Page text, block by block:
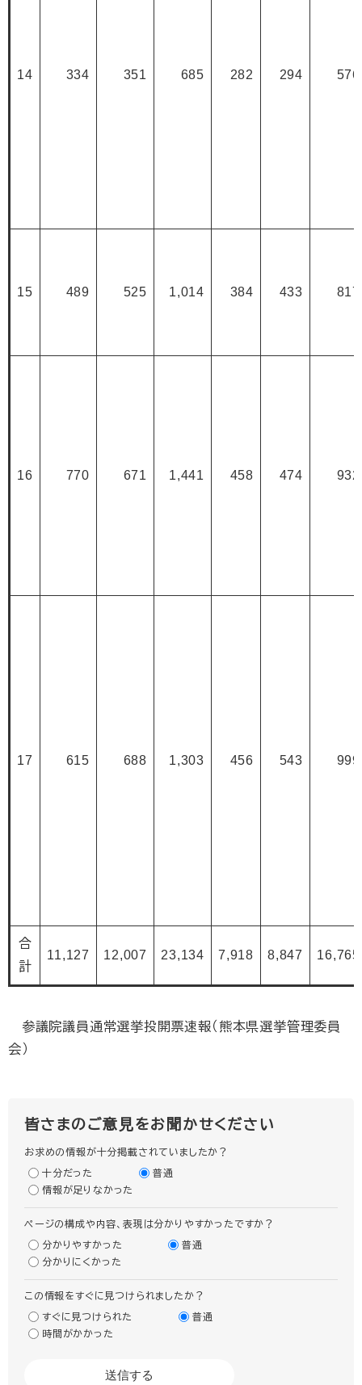
14 334 351 685 282 294 576
15 489 525 1,014 384 433 817
16 770 671 1,441 458 474 932
17 615 688 1,303 456 543 999
合
計
11,127 12,007 23,134 7,918 8,847 16,765
参議院議員通常選挙投開票速報（熊本県選挙管理委員
会）
皆さまのご意見をお聞かせください
お求めの情報が十分掲載されていましたか？
十分だった
普通
情報が足りなかった
ページの構成や内容、表現は分かりやすかったですか？
分かりやすかった
普通
分かりにくかった
この情報をすぐに見つけられましたか？
すぐに見つけられた
普通
時間がかかった